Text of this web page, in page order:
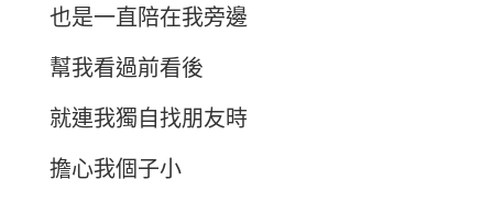
也是一直陪在我旁邊
幫我看過前看後
就連我獨自找朋友時
擔心我個子小